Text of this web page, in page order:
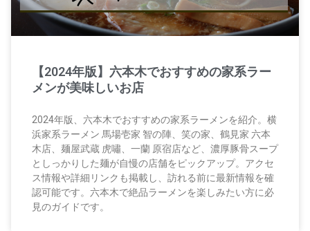
【2024年版】六本木でおすすめの家系ラー
メンが美味しいお店
2024年版、六本木でおすすめの家系ラーメンを紹介。横
浜家系ラーメン 馬場壱家 智の陣、笑の家、鶴見家 六本
木店、麺屋武蔵 虎嘯、一蘭 原宿店など、濃厚豚骨スープ
としっかりした麺が自慢の店舗をピックアップ。アクセ
ス情報や詳細リンクも掲載し、訪れる前に最新情報を確
認可能です。六本木で絶品ラーメンを楽しみたい方に必
見のガイドです。